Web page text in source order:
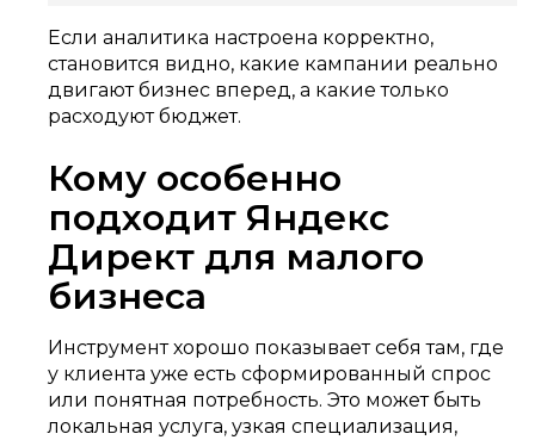
Если аналитика настроена корректно,
становится видно, какие кампании реально
двигают бизнес вперед, а какие только
расходуют бюджет.
Кому особенно
подходит Яндекс
Директ для малого
бизнеса
Инструмент хорошо показывает себя там, где
у клиента уже есть сформированный спрос
или понятная потребность. Это может быть
локальная услуга, узкая специализация,